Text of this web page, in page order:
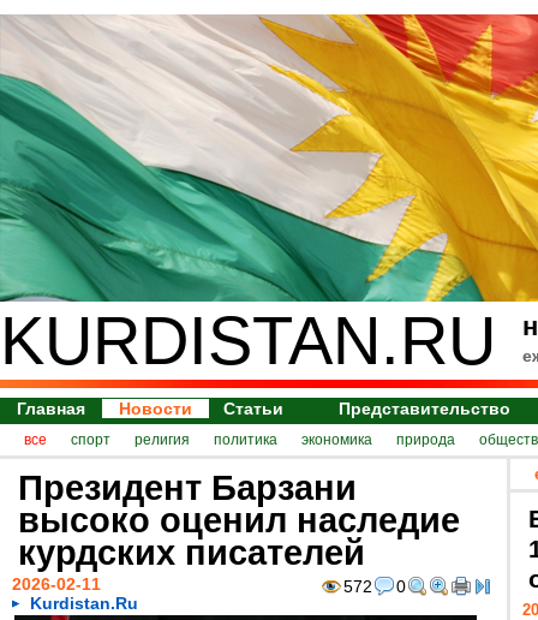
KURDISTAN.RU
Главная Новости Статьи Представительство
все спорт религия политика экономика природа
Президент Барзани
высоко оценил наследие
курдских писателей
572 0
2026-02-11
Kurdistan.Ru